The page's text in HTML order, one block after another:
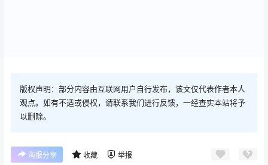
版权声明：部分内容由互联网用户自行发布，该文仅代表作者本人
观点。如有不适或侵权，请联系我们进行反馈，一经查实本站将予
以删除。
海报分享 收藏 举报